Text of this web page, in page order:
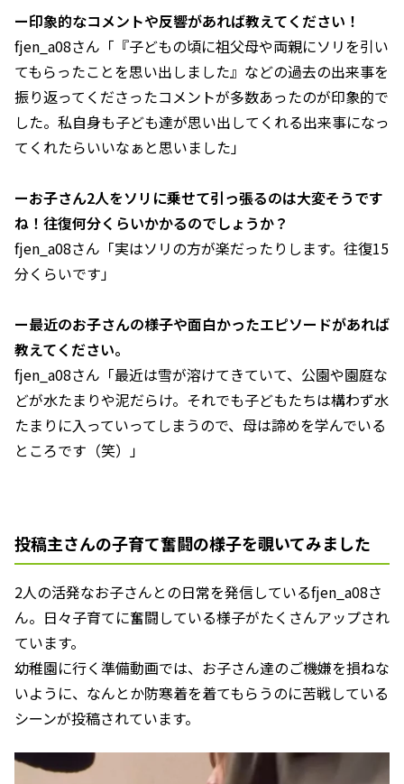
ー印象的なコメントや反響があれば教えてください！
fjen_a08さん「『子どもの頃に祖父母や両親にソリを引い
てもらったことを思い出しました』などの過去の出来事を
振り返ってくださったコメントが多数あったのが印象的で
した。私自身も子ども達が思い出してくれる出来事になっ
てくれたらいいなぁと思いました」
ーお子さん2人をソリに乗せて引っ張るのは大変そうです
ね！往復何分くらいかかるのでしょうか？
fjen_a08さん「実はソリの方が楽だったりします。往復15
分くらいです」
ー最近のお子さんの様子や面白かったエピソードがあれば
教えてください。
fjen_a08さん「最近は雪が溶けてきていて、公園や園庭な
どが水たまりや泥だらけ。それでも子どもたちは構わず水
たまりに入っていってしまうので、母は諦めを学んでいる
ところです（笑）」
投稿主さんの子育て奮闘の様子を覗いてみました
2人の活発なお子さんとの日常を発信しているfjen_a08さ
ん。日々子育てに奮闘している様子がたくさんアップされ
ています。
幼稚園に行く準備動画では、お子さん達のご機嫌を損ねな
いように、なんとか防寒着を着てもらうのに苦戦している
シーンが投稿されています。